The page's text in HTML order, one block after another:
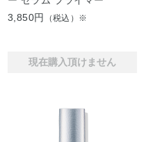
3,850円
（税込）※
現在購入頂けません